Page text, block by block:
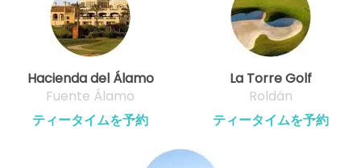
Hacienda del Álamo
Fuente Álamo
ティータイムを予約
La Torre Golf
Roldán
ティータイムを予約